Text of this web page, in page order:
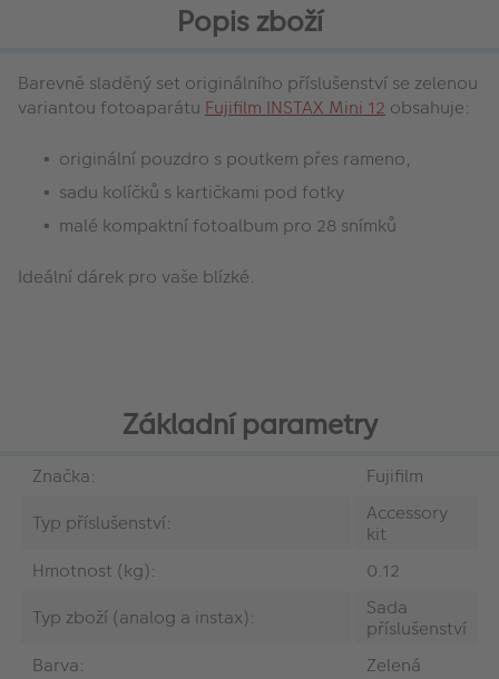
Popis zboží
Barevně sladěný set originálního příslušenství se zelenou
variantou fotoaparátu Fujifilm INSTAX Mini 12 obsahuje:
originální pouzdro s poutkem přes rameno,
sadu kolíčků s kartičkami pod fotky
malé kompaktní fotoalbum pro 28 snímků
Ideální dárek pro vaše blízké.
Základní parametry
Značka:
Fujifilm
Typ příslušenství:
Accessory
kit
Hmotnost (kg):
0.12
Typ zboží (analog a instax):
Sada
příslušenství
Barva:
Zelená